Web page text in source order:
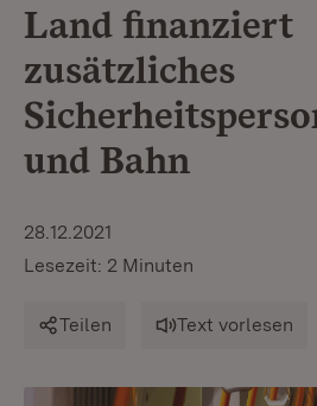
Land finanziert
zusätzliches
und Bahn
28.12.2021
Lesezeit: 2 Minuten
Teilen Text vorlesen